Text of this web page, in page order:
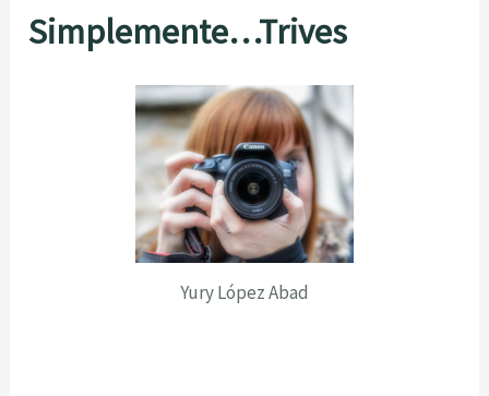
Simplemente…Trives
Yury López Abad